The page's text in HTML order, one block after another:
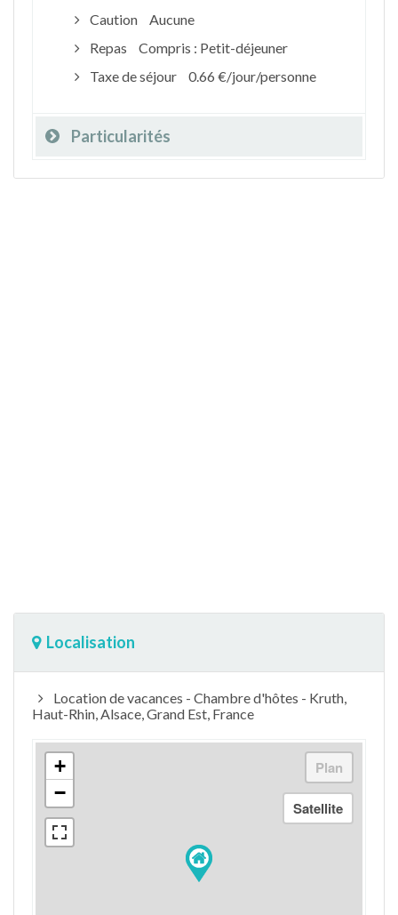
Caution
Aucune
Repas
Compris : Petit-déjeuner
Taxe de séjour
0.66 €/jour/personne
Particularités
Localisation
Location de vacances - Chambre d'hôtes - Kruth,
Haut-Rhin, Alsace, Grand Est, France
+
−